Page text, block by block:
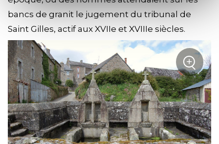
bancs de granit le jugement du tribunal de
Saint Gilles, actif aux XVIIe et XVIIIe siècles.
Zoom
+sur la